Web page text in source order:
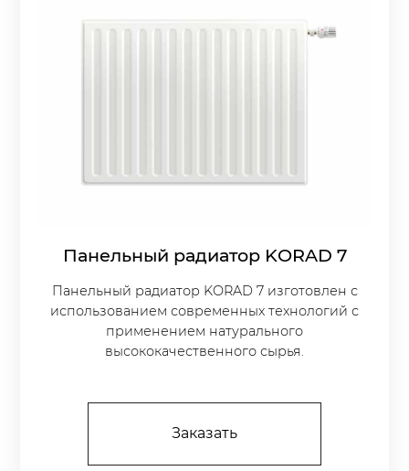
Панельный радиатор KORAD 7
Панельный радиатор KORAD 7 изготовлен с
использованием современных технологий с
применением натурального
высококачественного сырья.
Заказать